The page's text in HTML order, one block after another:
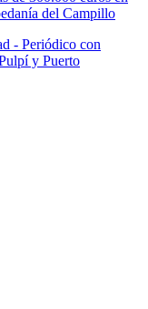
del Campillo
- Periódico con
y Puerto